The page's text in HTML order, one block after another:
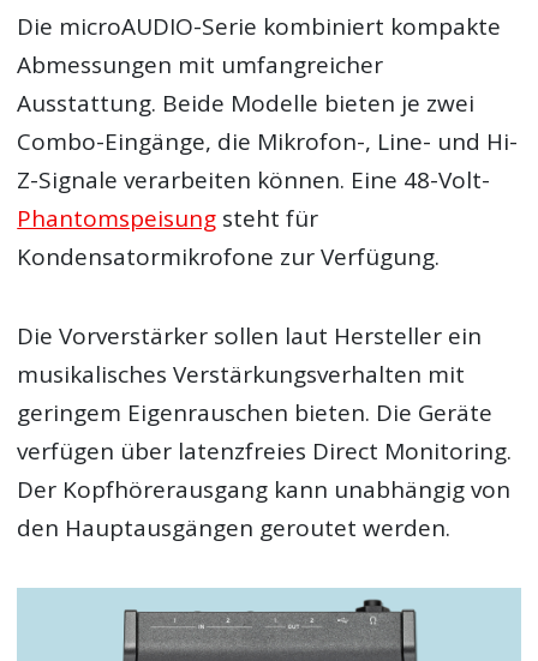
Die microAUDIO-Serie kombiniert kompakte
Abmessungen mit umfangreicher
Ausstattung. Beide Modelle bieten je zwei
Combo-Eingänge, die Mikrofon-, Line- und Hi-
Z-Signale verarbeiten können. Eine 48-Volt-
Phantomspeisung steht für
Kondensatormikrofone zur Verfügung.
Die Vorverstärker sollen laut Hersteller ein
musikalisches Verstärkungsverhalten mit
geringem Eigenrauschen bieten. Die Geräte
verfügen über latenzfreies Direct Monitoring.
Der Kopfhörerausgang kann unabhängig von
den Hauptausgängen geroutet werden.